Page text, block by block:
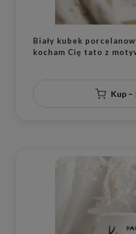
Biały kubek
kocham Cię tato z
Kup –